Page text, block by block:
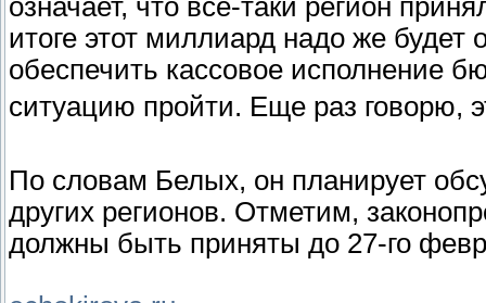
означает, что все-таки регион
итоге этот миллиард надо же будет
обеспечить кассовое исполнение
ситуацию пройти. Еще раз говорю,
По словам Белых, он планирует
других регионов. Отметим,
должны быть приняты до 27-го